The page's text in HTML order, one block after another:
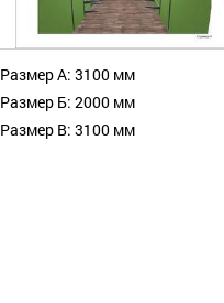
Размер А: 3100 мм
Размер Б: 2000 мм
Размер В: 3100 мм